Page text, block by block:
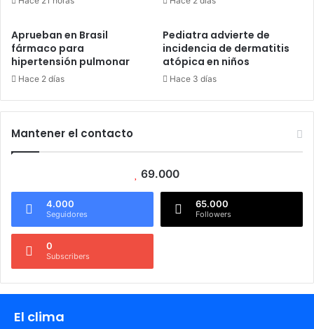
Aprueban en Brasil
fármaco para
hipertensión pulmonar
Hace 2 días
Pediatra advierte de
incidencia de dermatitis
atópica en niños
Hace 3 días
Mantener el contacto
69.000
4.000
Seguidores
65.000
Followers
0
Subscribers
El clima